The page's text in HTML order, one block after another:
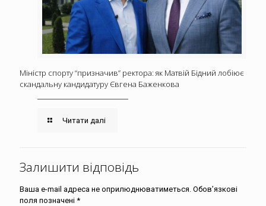
Міністр спорту “призначив” ректора: як Матвій Бідний лобіює
скандальну кандидатуру Євгена Баженкова
Читати далі
Залишити відповідь
Ваша e-mail адреса не оприлюднюватиметься. Обов’язкові
поля позначені *